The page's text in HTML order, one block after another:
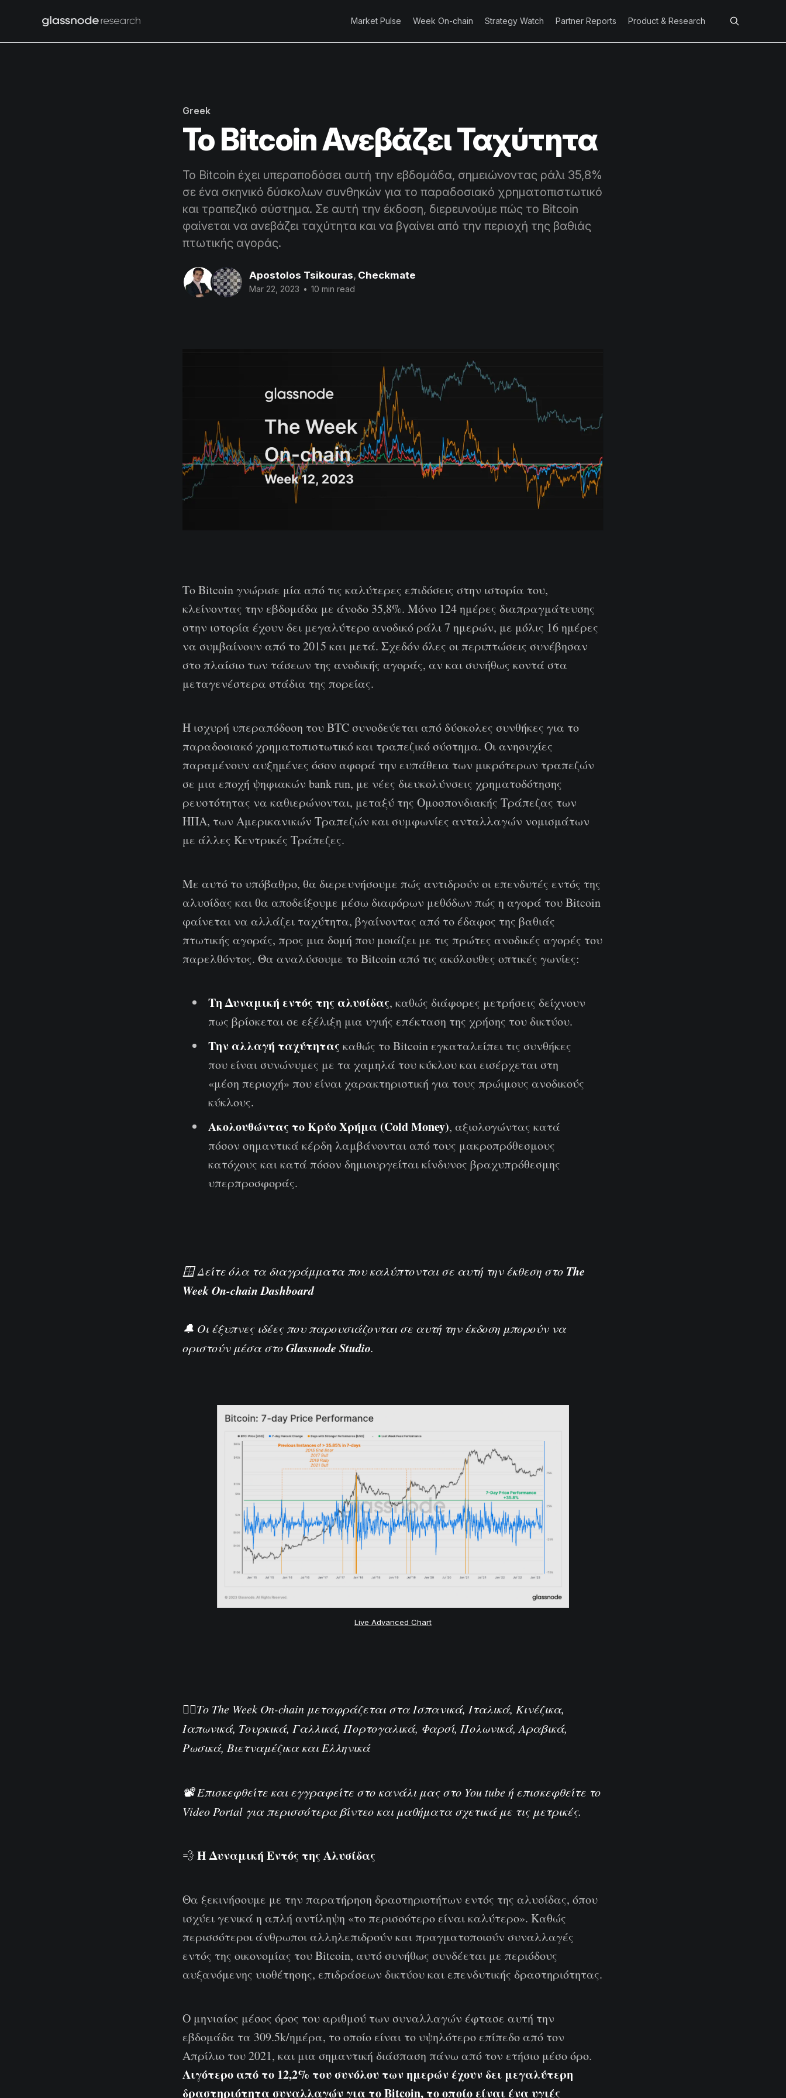
Market Pulse Week On-chain Strategy Watch Partner Reports Product & Research
Greek
Το Bitcoin Ανεβάζει Ταχύτητα
Το Bitcoin έχει υπεραποδόσει αυτή την εβδομάδα, σημειώνοντας ράλι 35,8%
σε ένα σκηνικό δύσκολων συνθηκών για το παραδοσιακό χρηματοπιστωτικό
και τραπεζικό σύστημα. Σε αυτή την έκδοση, διερευνούμε πώς το Bitcoin
φαίνεται να ανεβάζει ταχύτητα και να βγαίνει από την περιοχή της βαθιάς
πτωτικής αγοράς.
Apostolos Tsikouras, Checkmate
Mar 22, 2023 • 10 min read
Το Bitcoin γνώρισε μία από τις καλύτερες επιδόσεις στην ιστορία του,
κλείνοντας την εβδομάδα με άνοδο 35,8%. Μόνο 124 ημέρες διαπραγμάτευσης
στην ιστορία έχουν δει μεγαλύτερο ανοδικό ράλι 7 ημερών, με μόλις 16 ημέρες
να συμβαίνουν από το 2015 και μετά. Σχεδόν όλες οι περιπτώσεις συνέβησαν
στο πλαίσιο των τάσεων της ανοδικής αγοράς, αν και συνήθως κοντά στα
μεταγενέστερα στάδια της πορείας.
Η ισχυρή υπεραπόδοση του BTC συνοδεύεται από δύσκολες συνθήκες για το
παραδοσιακό χρηματοπιστωτικό και τραπεζικό σύστημα. Οι ανησυχίες
παραμένουν αυξημένες όσον αφορά την ευπάθεια των μικρότερων τραπεζών
σε μια εποχή ψηφιακών bank run, με νέες διευκολύνσεις χρηματοδότησης
ρευστότητας να καθιερώνονται, μεταξύ της Ομοσπονδιακής Τράπεζας των
ΗΠΑ, των Αμερικανικών Τραπεζών και συμφωνίες ανταλλαγών νομισμάτων
με άλλες Κεντρικές Τράπεζες.
Με αυτό το υπόβαθρο, θα διερευνήσουμε πώς αντιδρούν οι επενδυτές εντός της
αλυσίδας και θα αποδείξουμε μέσω διαφόρων μεθόδων πώς η αγορά του Bitcoin
φαίνεται να αλλάζει ταχύτητα, βγαίνοντας από το έδαφος της βαθιάς
πτωτικής αγοράς, προς μια δομή που μοιάζει με τις πρώτες ανοδικές αγορές του
παρελθόντος. Θα αναλύσουμε το Bitcoin από τις ακόλουθες οπτικές γωνίες:
Τη Δυναμική εντός της αλυσίδας, καθώς διάφορες μετρήσεις δείχνουν
πως βρίσκεται σε εξέλιξη μια υγιής επέκταση της χρήσης του δικτύου.
Την αλλαγή ταχύτητας καθώς το Bitcoin εγκαταλείπει τις συνθήκες
που είναι συνώνυμες με τα χαμηλά του κύκλου και εισέρχεται στη
«μέση περιοχή» που είναι χαρακτηριστική για τους πρώιμους ανοδικούς
κύκλους.
Ακολουθώντας το Κρύο Χρήμα (Cold Money), αξιολογώντας κατά
πόσον σημαντικά κέρδη λαμβάνονται από τους μακροπρόθεσμους
κατόχους και κατά πόσον δημιουργείται κίνδυνος βραχυπρόθεσμης
υπερπροσφοράς.
🪟 Δείτε όλα τα διαγράμματα που καλύπτονται σε αυτή την έκθεση στο The
Week On-chain Dashboard
🔔 Οι έξυπνες ιδέες που παρουσιάζονται σε αυτή την έκδοση μπορούν να
οριστούν μέσα στοGlassnode Studio.
Live Advanced Chart
🏴‍☠️Το The Week On-chain μεταφράζεται σταΙσπανικά, Ιταλικά, Κινέζικα,
Ιαπωνικά, Τουρκικά, Γαλλικά, Πορτογαλικά, Φαρσί, Πολωνικά,Αραβικά,
Ρωσικά, Βιετναμέζικα καιΕλληνικά
📽️ Επισκεφθείτε και εγγραφείτε στο κανάλι μας στο You tubeή επισκεφθείτε το
Video Portal για περισσότερα βίντεο και μαθήματα σχετικά με τις μετρικές.
💨 Η Δυναμική Εντός της Αλυσίδας
Θα ξεκινήσουμε με την παρατήρηση δραστηριοτήτων εντός της αλυσίδας, όπου
ισχύει γενικά η απλή αντίληψη «το περισσότερο είναι καλύτερο». Καθώς
περισσότεροι άνθρωποι αλληλεπιδρούν και πραγματοποιούν συναλλαγές
εντός της οικονομίας του Bitcoin, αυτό συνήθως συνδέεται με περιόδους
αυξανόμενης υιοθέτησης, επιδράσεων δικτύου και επενδυτικής δραστηριότητας.
Ο μηνιαίος μέσος όρος του αριθμού των συναλλαγών έφτασε αυτή την
εβδομάδα τα 309.5k/ημέρα, το οποίο είναι το υψηλότερο επίπεδο από τον
Απρίλιο του 2021, και μια σημαντική διάσπαση πάνω από τον ετήσιο μέσο όρο.
Λιγότερο από το 12,2% του συνόλου των ημερών έχουν δει μεγαλύτερη
δραστηριότητα συναλλαγών για το Bitcoin, το οποίο είναι ένα υγιές